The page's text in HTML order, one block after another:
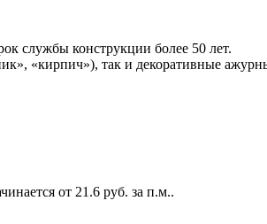
службы конструкции более 50 лет.
«кирпич»), так и декоративные
от 21.6 руб. за п.м..